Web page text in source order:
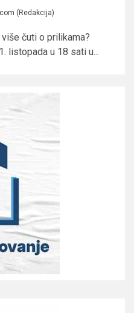
(Redakcija)
čuti o prilikama?
listopada u 18 sati u...